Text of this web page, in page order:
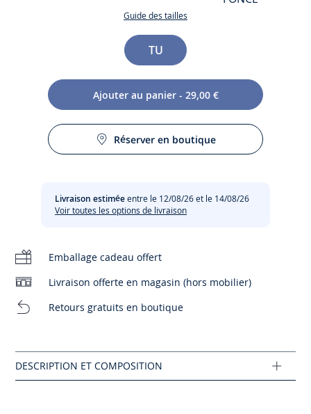
Guide des tailles
TU
Ajouter au panier - 29,00 €
Réserver en boutique
Livraison estiméeentre le 12/08/26 et le 14/08/26
Voir toutes les options de livraison
Emballage cadeau offert
Livraison offerte en magasin (hors mobilier)
Retours gratuits en boutique
Une jolie pochette pour un joli geste... En partenariat avec
l'Association malgache Tohana, Jacadi permet à des
mamans sans ressources d'apprendre le métier de
partir de chutes de tissus, vous vous associez à une
démarche solidaire de transmission d'un savoir-faire local.
dans un monde meilleur.
Longueur : 28 cm Largeur : 18 cm
Fermeture par zip
Réf : 2046513